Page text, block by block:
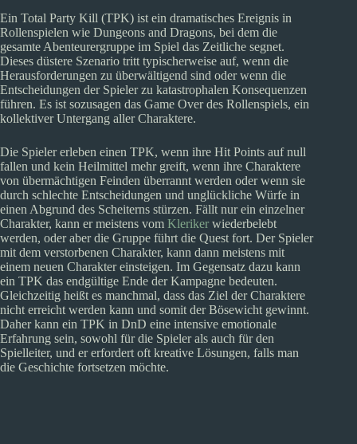
Ein Total Party Kill (TPK) ist ein dramatisches Ereignis in
Rollenspielen wie Dungeons and Dragons, bei dem die
gesamte Abenteurergruppe im Spiel das Zeitliche segnet.
Dieses düstere Szenario tritt typischerweise auf, wenn die
Herausforderungen zu überwältigend sind oder wenn die
Entscheidungen der Spieler zu katastrophalen Konsequenzen
führen. Es ist sozusagen das Game Over des Rollenspiels, ein
kollektiver Untergang aller Charaktere.
Die Spieler erleben einen TPK, wenn ihre Hit Points auf null
fallen und kein Heilmittel mehr greift, wenn ihre Charaktere
von übermächtigen Feinden überrannt werden oder wenn sie
durch schlechte Entscheidungen und unglückliche Würfe in
einen Abgrund des Scheiterns stürzen. Fällt nur ein einzelner
Charakter, kann er meistens vom Kleriker wiederbelebt
werden, oder aber die Gruppe führt die Quest fort. Der Spieler
mit dem verstorbenen Charakter, kann dann meistens mit
einem neuen Charakter einsteigen. Im Gegensatz dazu kann
ein TPK das endgültige Ende der Kampagne bedeuten.
Gleichzeitig heißt es manchmal, dass das Ziel der Charaktere
nicht erreicht werden kann und somit der Bösewicht gewinnt.
Daher kann ein TPK in DnD eine intensive emotionale
Erfahrung sein, sowohl für die Spieler als auch für den
Spielleiter, und er erfordert oft kreative Lösungen, falls man
die Geschichte fortsetzen möchte.